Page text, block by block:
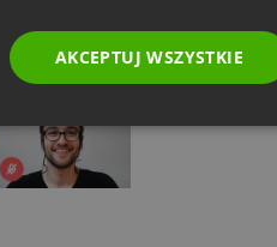
RUSSIAN
SPANISH
AKCEPTUJ WSZYSTKIE